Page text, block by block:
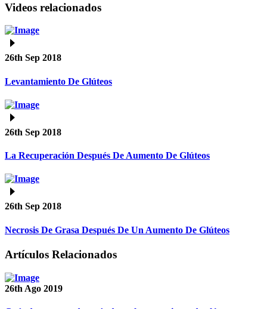
Videos relacionados
26th Sep 2018
Levantamiento De Glúteos
26th Sep 2018
La Recuperación Después De Aumento De Glúteos
26th Sep 2018
Necrosis De Grasa Después De Un Aumento De Glúteos
Artículos Relacionados
26th Ago 2019